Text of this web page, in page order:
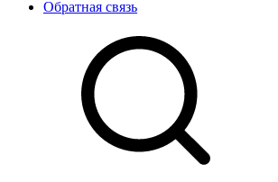
Обратная связь